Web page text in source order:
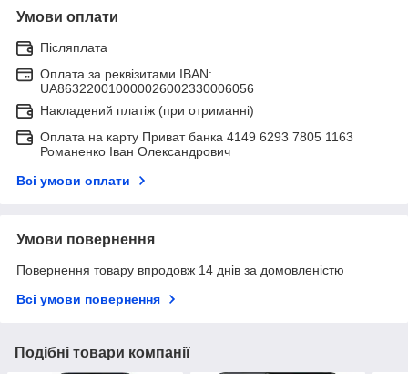
Умови оплати
Післяплата
Оплата за реквізитами IBAN:
UA863220010000026002330006056
Накладений платіж (при отриманні)
Оплата на карту Приват банка 4149 6293 7805 1163
Романенко Іван Олександрович
Всі умови оплати
Умови повернення
Повернення товару впродовж 14 днів за домовленістю
Всі умови повернення
Подібні товари компанії